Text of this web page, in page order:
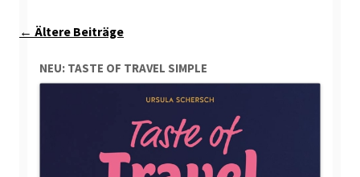
Beitragsnavigation
← Ältere Beiträge
NEU: TASTE OF TRAVEL SIMPLE